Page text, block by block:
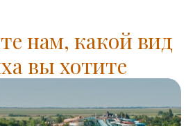
нам, какой вид
вы хотите